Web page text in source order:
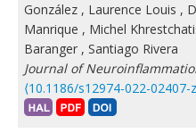
González , Laurence Louis ,
Manrique , Michel
Baranger , Santiago Rivera
Journal of
⟨10.1186/s12974-022-02407-